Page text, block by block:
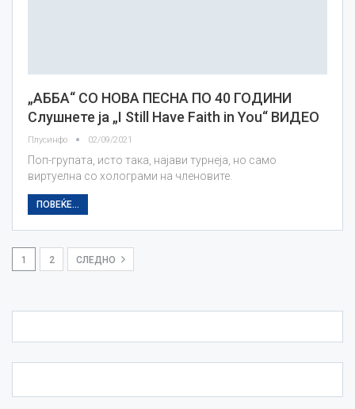
„АББА“ СО НОВА ПЕСНА ПО 40 ГОДИНИ
Слушнете ја „I Still Have Faith in You“ ВИДЕО
Плусинфо 02/09/2021
Поп-групата, исто така, најави турнеја, но само
виртуелна со холограми на членовите.
ПОВЕЌЕ...
1 2 СЛЕДНО